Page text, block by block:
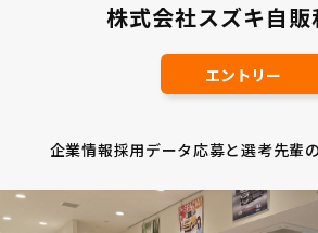
株式会社スズキ自販
エントリー
企業情報採用データ応募と選考先輩